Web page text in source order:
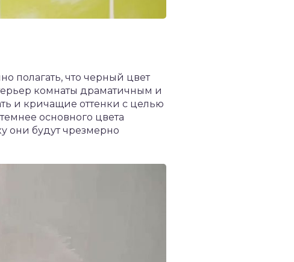
полагать, что черный цвет
комнаты драматичным и
и кричащие оттенки с целью
основного цвета
они будут чрезмерно